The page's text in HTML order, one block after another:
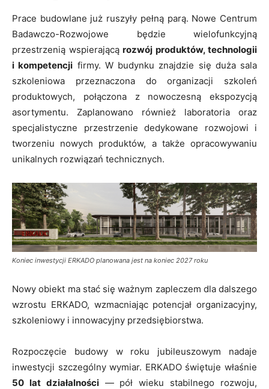
Prace budowlane już ruszyły pełną parą. Nowe Centrum
Badawczo-Rozwojowe będzie wielofunkcyjną
przestrzenią wspierającą rozwój produktów, technologii
i kompetencji firmy. W budynku znajdzie się duża sala
szkoleniowa przeznaczona do organizacji szkoleń
produktowych, połączona z nowoczesną ekspozycją
asortymentu. Zaplanowano również laboratoria oraz
specjalistyczne przestrzenie dedykowane rozwojowi i
tworzeniu nowych produktów, a także opracowywaniu
unikalnych rozwiązań technicznych.
Koniec inwestycji ERKADO planowana jest na koniec 2027 roku
Nowy obiekt ma stać się ważnym zapleczem dla dalszego
wzrostu ERKADO, wzmacniając potencjał organizacyjny,
szkoleniowy i innowacyjny przedsiębiorstwa.
Rozpoczęcie budowy w roku jubileuszowym nadaje
inwestycji szczególny wymiar. ERKADO świętuje właśnie
50 lat działalności— pół wieku stabilnego rozwoju,